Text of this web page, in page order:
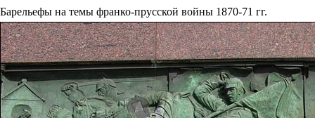
Барельефы на темы франко-прусской войны 1870-71 гг.